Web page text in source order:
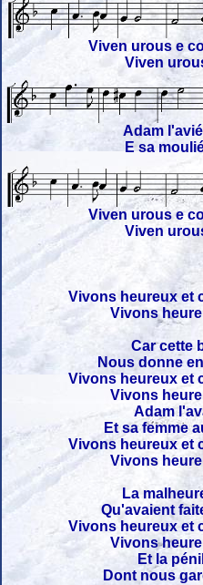
Viven urous e
Viven
Adam
E sa
Viven urous e
Viven
Vivons heureux et
Vivons
Car cette
Nous donne
Vivons heureux et
Vivons
Adam
Et sa femme
Vivons heureux et
Vivons
La
Qu'avaient
Vivons heureux et
Vivons
Et la
Dont nous